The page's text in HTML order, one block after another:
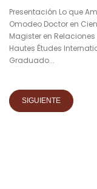
Presentación Lo que
Omodeo Doctor en
Magister en
Hautes Études
Graduado...
SIGUIENTE